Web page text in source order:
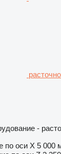
-
по оси X 5 000